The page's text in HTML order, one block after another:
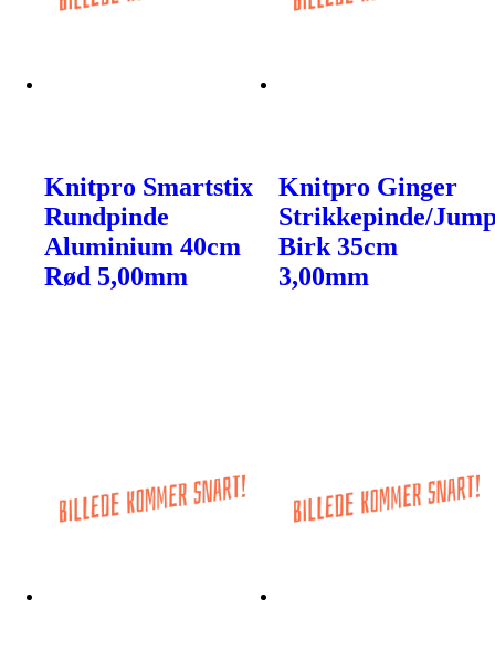
Knitpro Smartstix
Rundpinde
Aluminium 40cm
Rød 5,00mm
Knitpro Ginger
Strikkepinde/
Birk 35cm
3,00mm